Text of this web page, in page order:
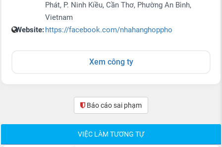
Phát, P. Ninh Kiều, Cần Thơ, Phường An Bình,
Vietnam
Website:https://facebook.com/nhahanghoppho
Xem công ty
Báo cáo sai phạm(0)
VIỆC LÀM TƯƠNG TỰ